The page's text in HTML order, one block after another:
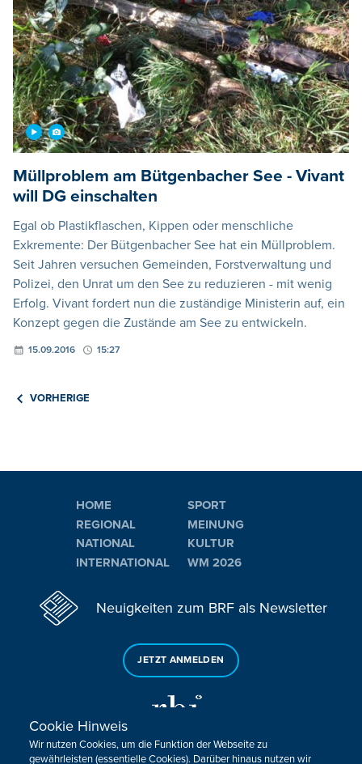
Müllproblem am Bütgenbacher See - Vivant
will DG einschalten
Egal ob Plastikflaschen, Kippen oder menschliche
Exkremente: Der Bütgenbacher See hat ein Müllproblem.
Seit Jahren versuchen Gemeinden, Forstverwaltung und
Polizei, den Unrat um den See zu reduzieren - mit wenig
Erfolg. Vivant fordert nun die zuständige Ministerin auf, ein
Konzept gegen die Zustände am See zu entwickeln.
15.09.2016 15:27
VORHERIGE
HOME
REGIONAL
NATIONAL
INTERNATIONAL
SPORT
MEINUNG
KULTUR
WM 2026
Neuigkeiten zum BRF als Newsletter
JETZT ANMELDEN
Cookie Hinweis
Wir nutzen Cookies, um die Funktion der Webseite zu
gewährleisten (essentielle Cookies). Darüber hinaus nutzen wir